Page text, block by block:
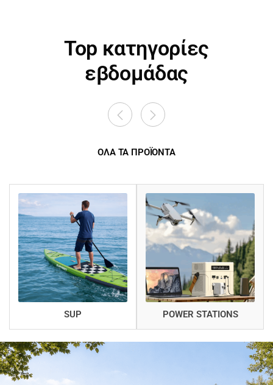
Top κατηγορίες
εβδομάδας
ΟΛΑ ΤΑ ΠΡΟΪΟΝΤΑ
SUP POWER STATIONS